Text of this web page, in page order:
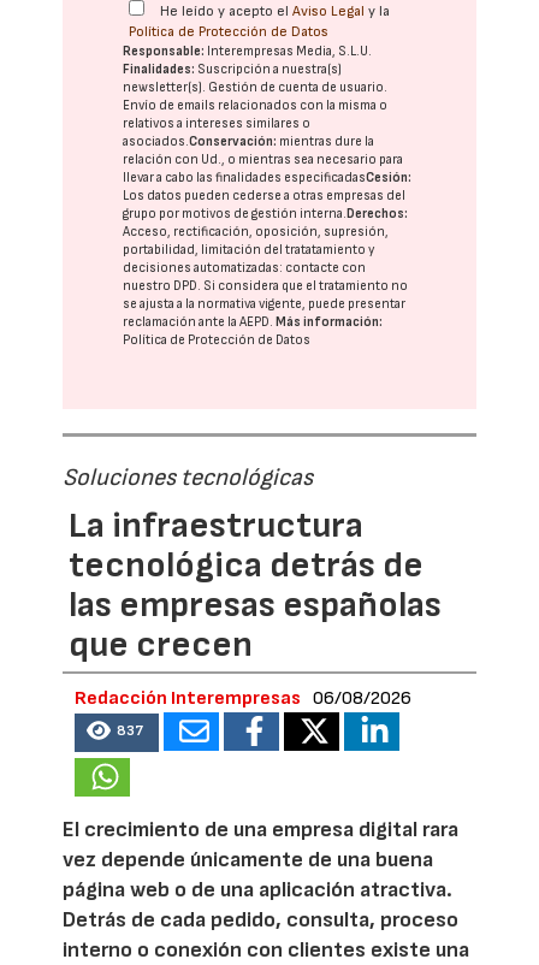
He leído y acepto elAviso Legal y la
Política de Protección de Datos
Responsable: Interempresas Media, S.L.U.
Finalidades: Suscripción a nuestra(s)
newsletter(s). Gestión de cuenta de usuario.
Envío de emails relacionados con la misma o
relativos a intereses similares o
asociados.Conservación: mientras dure la
relación con Ud., o mientras sea necesario para
llevar a cabo las finalidades especificadasCesión:
Los datos pueden cederse a otras empresas del
grupo por motivos de gestión interna.Derechos:
Acceso, rectificación, oposición, supresión,
portabilidad, limitación del tratatamiento y
decisiones automatizadas: contacte con
nuestro DPD. Si considera que el tratamiento no
se ajusta a la normativa vigente, puede presentar
reclamación ante laAEPD.Más información:
Política de Protección de Datos
Soluciones tecnológicas
La infraestructura
tecnológica detrás de
las empresas españolas
que crecen
Redacción Interempresas 06/08/2026
837
El crecimiento de una empresa digital rara
vez depende únicamente de una buena
página web o de una aplicación atractiva.
Detrás de cada pedido, consulta, proceso
interno o conexión con clientes existe una